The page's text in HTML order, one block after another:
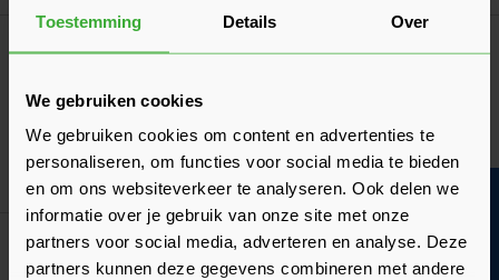
Toestemming Details Over
We gebruiken cookies
We gebruiken cookies om content en advertenties te
personaliseren, om functies voor social media te bieden
en om ons websiteverkeer te analyseren. Ook delen we
informatie over je gebruik van onze site met onze
partners voor social media, adverteren en analyse. Deze
partners kunnen deze gegevens combineren met andere
Het opmeten moet nauwkeurig gebeuren. Wij leggen uit hoe
je zowel een opdekdeur als stompe deur opmeet!
Laatst gewijzigd: Februari 2026
Verwerkingsadvies
Verwerkingsadvies Deuren